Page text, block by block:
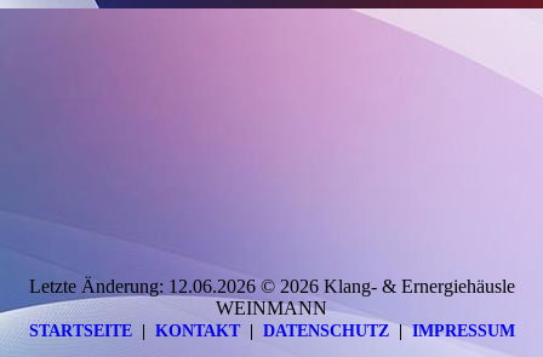
Letzte Änderung: 12.06.2026 © 2026 Klang- & Ernergiehäusle
WEINMANN
STARTSEITE| KONTAKT| DATEN­SCHUTZ|IMPRESSUM